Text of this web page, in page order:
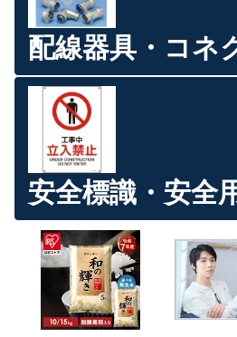
配線器具・コネ
安全標識・安全